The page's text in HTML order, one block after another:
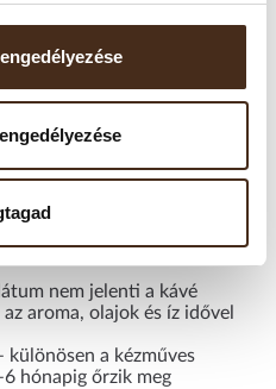
védett helyen tárolja.
magas hőmérsékletnek
után is őrzik
érdekében javasolt 6-12
nem jelenti a kávé
aroma, olajok és íz idővel
a kézműves
hónapig őrzik meg